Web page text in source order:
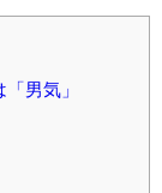
男気」